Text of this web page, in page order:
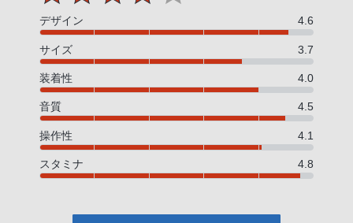
デザイン 4.6
サイズ 3.7
装着性 4.0
音質 4.5
操作性 4.1
スタミナ 4.8